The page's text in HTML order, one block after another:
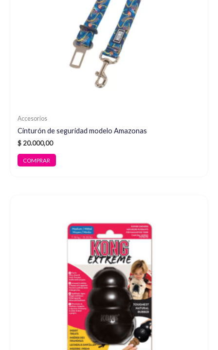
Accesorios
Cinturón de seguridad modelo Amazonas
$20.000,00
COMPRAR